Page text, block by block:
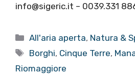
info@sigeric.it – 0039.331
Categorie
All'aria aperta, Natura &
Tag
Borghi, Cinque Terre,
Riomaggiore